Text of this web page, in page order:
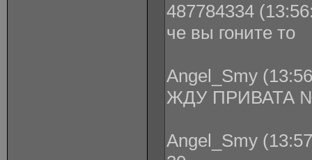
487784334
че вы гоните то
Angel_Smy
ЖДУ ПРИВАТА
Angel_Smy